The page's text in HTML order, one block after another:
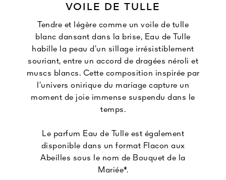
VOILE DE TULLE
Tendre et légère comme un voile de tulle
blanc dansant dans la brise, Eau de Tulle
habille la peau d’un sillage irrésistiblement
souriant, entre un accord de dragées néroli et
muscs blancs. Cette composition inspirée par
l’univers onirique du mariage capture un
moment de joie immense suspendu dans le
temps.
Le parfum Eau de Tulle est également
disponible dans un format Flacon aux
Abeilles sous le nom de Bouquet de la
Mariée*.